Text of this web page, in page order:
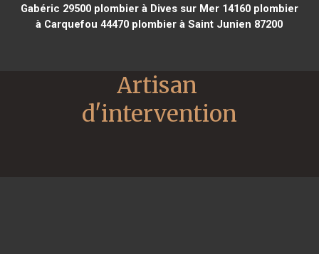
Gabéric 29500plombier à Dives sur Mer 14160plombier
à Carquefou 44470 plombier à Saint Junien 87200
Artisan
d'intervention